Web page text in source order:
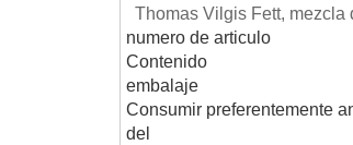
Thomas Vilgis Fett, mezcla
numero de articulo
Contenido
embalaje
Consumir preferentemente
del